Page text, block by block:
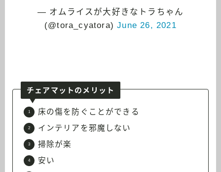
— オムライスが大好きなトラちゃん
(@tora_cyatora)June 26, 2021
チェアマットのメリット
床の傷を防ぐことができる
インテリアを邪魔しない
掃除が楽
安い